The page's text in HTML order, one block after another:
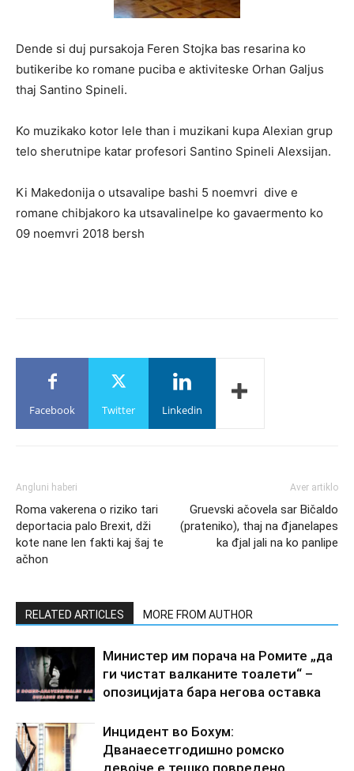
Dende si duj pursakoja Feren Stojka bas resarina ko
butikeribe ko romane puciba e aktiviteske Orhan Galjus
thaj Santino Spineli.
Ko muzikako kotor lele than i muzikani kupa Alexian grup
telo sherutnipe katar profesori Santino Spineli Alexsijan.
Ki Makedonija o utsavalipe bashi 5 noemvri dive e
romane chibjakoro ka utsavalinelpe ko gavaermento ko
09 noemvri 2018 bersh
Facebook Twitter Linkedin
Angluni haberi
Roma vakerena o riziko tari
deportacia palo Brexit, dži
kote nane len fakti kaj šaj te
ačhon
Aver artiklo
Gruevski ačovela sar Bičaldo
(prateniko), thaj na đjanelapes
ka đjal jali na ko panlipe
RELATED ARTICLES MORE FROM AUTHOR
Министер им порача на Ромите „да
ги чистат валканите тоалети“ –
опозицијата бара негова оставка
Инцидент во Бохум:
Дванаесетгодишно ромско
девојче е тешко повредено